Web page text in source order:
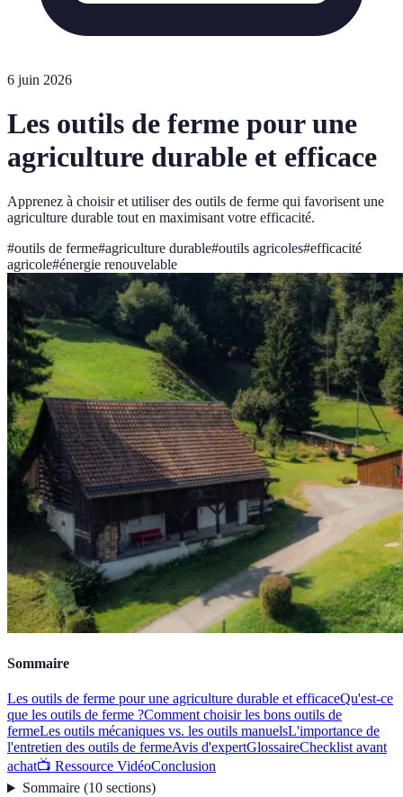
6 juin 2026
Les outils de ferme pour une
agriculture durable et efficace
Apprenez à choisir et utiliser des outils de ferme qui favorisent une
agriculture durable tout en maximisant votre efficacité.
#outils de ferme#agriculture durable#outils agricoles#efficacité
agricole#énergie renouvelable
Sommaire
Les outils de ferme pour une agriculture durable et efficaceQu'est-ce
que les outils de ferme ?Comment choisir les bons outils de
fermeLes outils mécaniques vs. les outils manuelsL'importance de
l'entretien des outils de fermeAvis d'expertGlossaireChecklist avant
achat📺 Ressource VidéoConclusion
Sommaire(10 sections)